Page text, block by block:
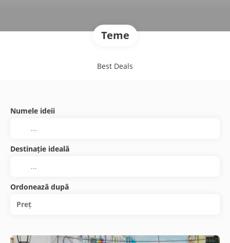
Teme
Best Deals
Numele ideii
Destinație ideală
Ordonează după
Preț